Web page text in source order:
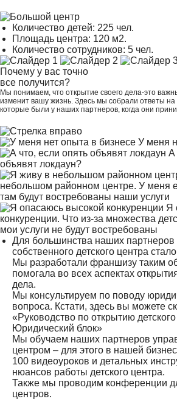
Количество детей: 225 чел.
Площадь центра: 120 м2.
Количество сотрудников: 5 чел.
Почему у вас точно
все получится?
Мы понимаем, что открытие своего дела-это
изменит вашу жизнь. Здесь мы собрали ответы
которые были у наших партнеров, когда они
У меня
А
объявят локдаун?
небольшом районном центре. У меня
там будут востребованы наши услуги
Я
конкуренции. Что из-за множества
мои услуги не будут востребованы
Для большинства наших партнеров
собственного детского центра
Мы разработали франшизу таким
помогала во всех аспектах
дела.
Мы консультируем по поводу
вопроса. Кстати, здесь вы можете
«Руководство по открытию
Юридический блок»
Мы обучаем наших партнеров
центром – для этого в нашей
100 видеоуроков и детальных
нюансов работы детского центра.
Также мы проводим конференции
центров.